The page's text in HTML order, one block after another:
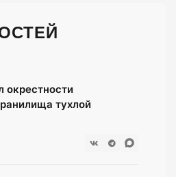
окрестности
тухлой